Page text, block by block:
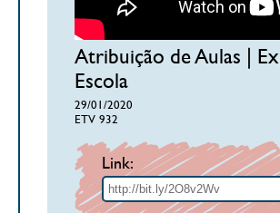
Atribuição de Aulas |
Escola
29/01/2020
ETV 932
Link: